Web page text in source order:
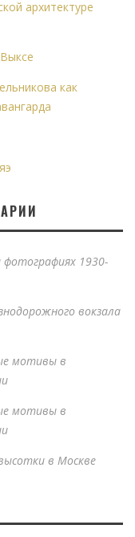
архитектуре
как
фотографиях 1930-
вокзала
мотивы в
мотивы в
в Москве